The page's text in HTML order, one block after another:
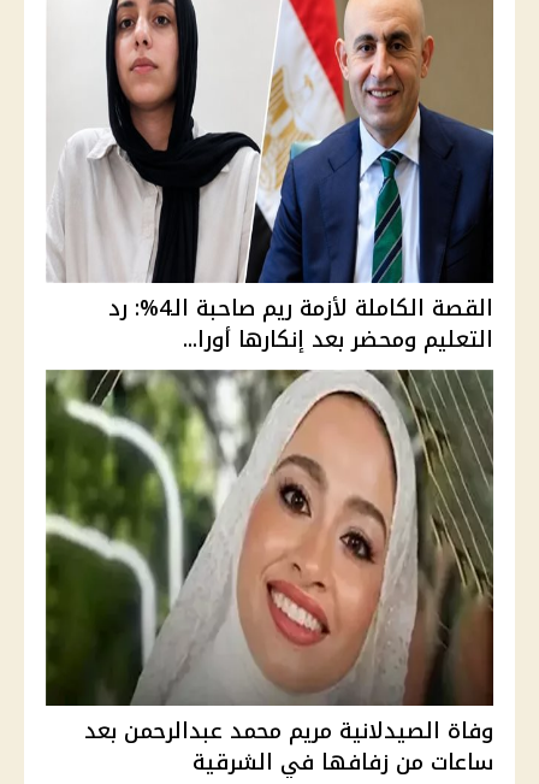
القصة الكاملة لأزمة ريم صاحبة الـ4%: رد
التعليم ومحضر بعد إنكارها أورا...
وفاة الصيدلانية مريم محمد عبدالرحمن بعد
ساعات من زفافها في الشرقية